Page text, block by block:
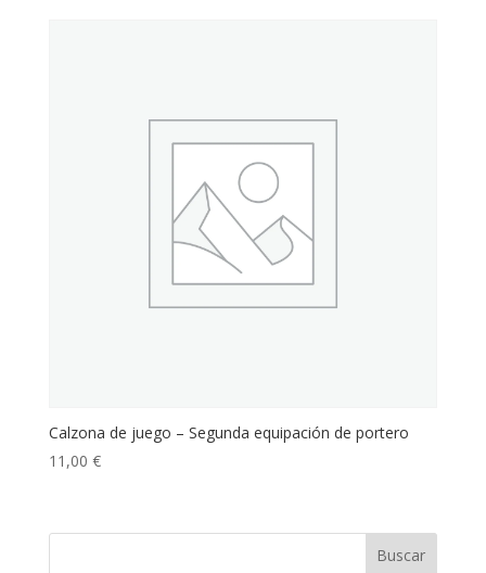
Calzona de juego – Segunda equipación de portero
11,00 €
Buscar